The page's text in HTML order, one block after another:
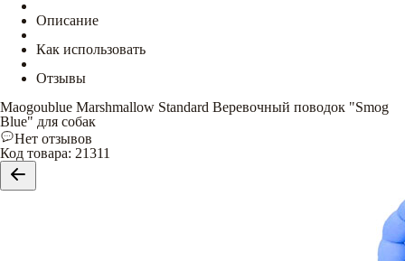
Описание
Как использовать
Отзывы
Maogoublue Marshmallow Standard Веревочный поводок "Smog
Blue" для собак
Нет отзывов
Код товара: 21311